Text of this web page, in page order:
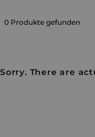
0 Produkte gefunden
Sorry. There are